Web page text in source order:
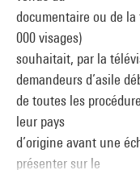
documentaire ou de
000 visages)
souhaitait, par la
demandeurs d’asile
de toutes les
leur pays
d’origine avant une
présenter sur le